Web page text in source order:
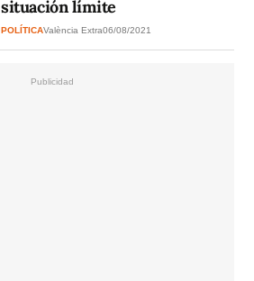
situación límite
POLÍTICAValència Extra06/08/2021